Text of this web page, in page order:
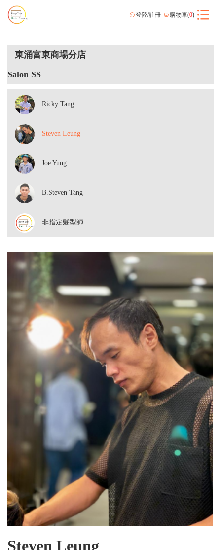
登陸/註冊 購物車(0)
東涌富東商場分店
Salon SS
Ricky Tang
Steven Leung
Joe Yung
B.Steven Tang
非指定髮型師
Steven Leung